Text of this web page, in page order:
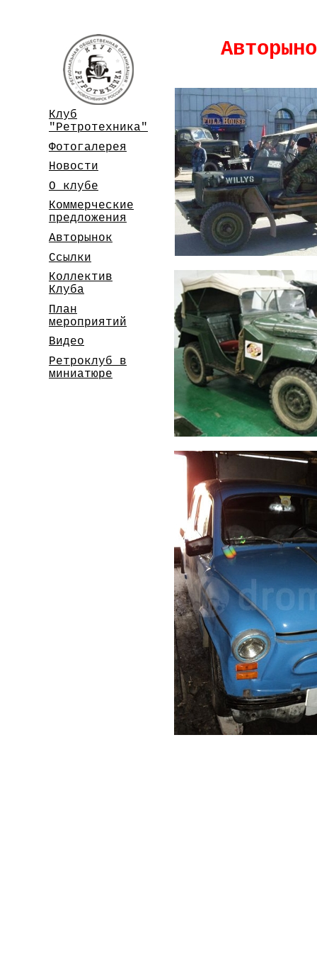
Клуб
"Ретротехника"
Фотогалерея
Новости
О клубе
Коммерческие
предложения
Авторынок
Ссылки
Коллектив
Клуба
План
мероприятий
Видео
Ретроклуб в
миниатюре